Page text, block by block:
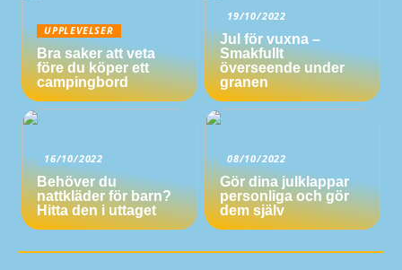
UPPLEVELSER
Bra saker att veta
före du köper ett
campingbord
19/10/2022
Jul för vuxna –
Smakfullt
överseende under
granen
16/10/2022
Behöver du
nattkläder för barn?
Hitta den i uttaget
08/10/2022
Gör dina julklappar
personliga och gör
dem själv